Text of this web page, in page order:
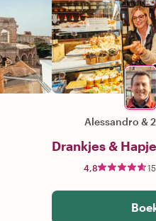
Alessandro &
Drankjes &
4,8